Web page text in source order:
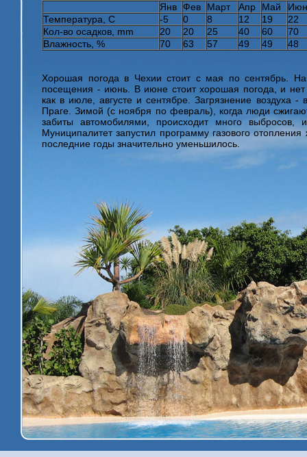
Янв Фев Март Апр Май
Температура, C
-5 0 8 12 19
22
Кол-во осадков, mm
20 20 25 40 60
70
Влажность, %
70 63 57 49 49 48
Хорошая погода в Чехии стоит с мая по сентябрь.
посещения - июнь. В июне стоит хорошая погода, и нет
как в июле, августе и сентябре. Загрязнение воздуха
Праге. Зимой (с ноября по февраль), когда люди
забиты автомобилями, происходит много выбросов,
Муниципалитет запустил программу газового
последние годы значительно уменьшилось.